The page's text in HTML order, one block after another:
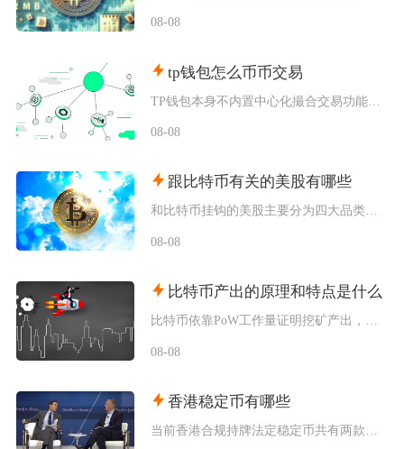
08-08
tp钱包怎么币币交易
08-08
跟比特币有关的美股有哪些
和比特币挂钩的美股主要分为四大品类，分别是比特币现货/期货ETF产品、加密资产交易所个股、
08-08
比特币产出的原理和特点是什么
08-08
香港稳定币有哪些